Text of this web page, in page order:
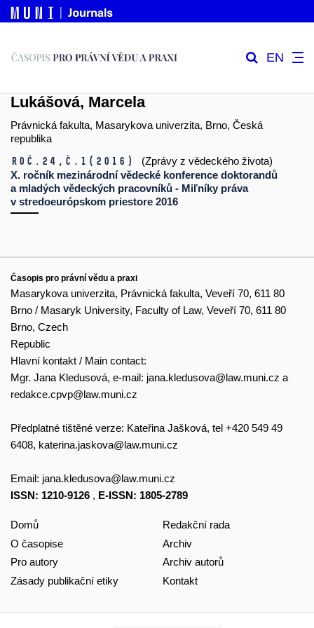
EN
Lukášová, Marcela
Právnická fakulta, Masarykova univerzita, Brno, Česká
republika
Roč.24, č.1 (2016)
(Zprávy z vědeckého života)
X. ročník mezinárodní vědecké konference doktorandů
a mladých vědeckých pracovníků - Miľníky práva
v stredoeurópskom priestore 2016
Časopis pro právní vědu a praxi
Masarykova univerzita, Právnická fakulta, Veveří 70, 611 80
Brno / Masaryk University, Faculty of Law, Veveří 70, 611 80
Brno, Czech
Republic
Hlavní kontakt / Main contact:
Mgr. Jana Kledusová, e-mail: jana.kledusova@law.muni.cz a
redakce.cpvp@law.muni.cz
Předplatné tištěné verze: Kateřina Jašková, tel +420 549 49
6408, katerina.jaskova@law.muni.cz
Email: jana.kledusova@law.muni.cz
ISSN: 1210-9126 , E-ISSN: 1805-2789
Domů
O časopise
Pro autory
Zásady publikační etiky
Redakční rada
Archiv
Archiv autorů
Kontakt